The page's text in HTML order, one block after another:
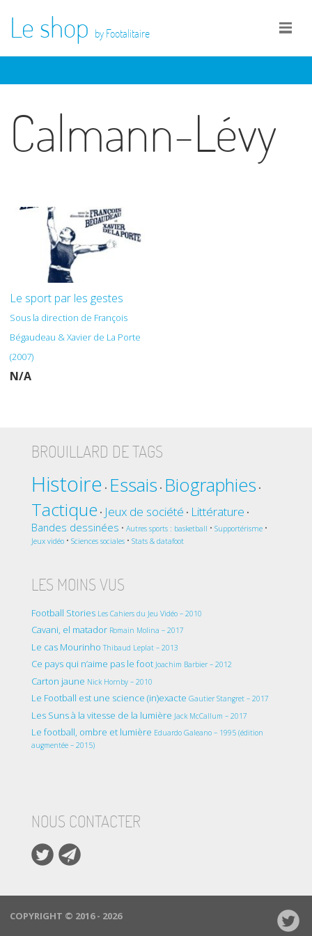
Le shop by Footalitaire
Calmann-Lévy
Le sport par les gestes
Sous la direction de François
Bégaudeau & Xavier de La Porte
(2007)
N/A
BROUILLARD DE TAGS
Histoire • Essais • Biographies •
Tactique • Jeux de société • Littérature •
Bandes dessinées • Autres sports : basketball • Supportérisme•
Jeux vidéo• Sciences sociales• Stats & datafoot
LES MOINS VUS
Football Stories Les Cahiers du Jeu Vidéo – 2010
Cavani, el matador Romain Molina – 2017
Le cas Mourinho Thibaud Leplat – 2013
Ce pays qui n’aime pas le foot Joachim Barbier – 2012
Carton jaune Nick Hornby – 2010
Le Football est une science (in)exacte Gautier Stangret – 2017
Les Suns à la vitesse de la lumière Jack McCallum – 2017
Le football, ombre et lumière Eduardo Galeano – 1995 (édition
augmentée – 2015)
NOUS CONTACTER
COPYRIGHT © 2016 - 2026